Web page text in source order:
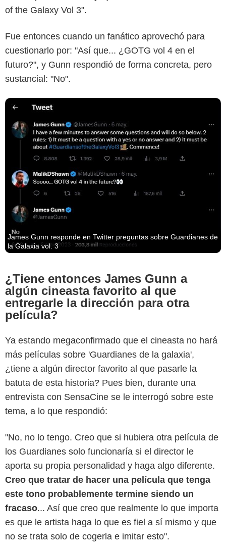
of the Galaxy Vol 3".
Fue entonces cuando un fanático aprovechó para
cuestionarlo por: "Así que... ¿GOTG vol 4 en el
futuro?", y Gunn respondió de forma concreta, pero
sustancial: "No".
James Gunn responde en Twitter preguntas sobre Guardianes de
la Galaxia vol. 3
¿Tiene entonces James Gunn a
algún cineasta favorito al que
entregarle la dirección para otra
película?
Ya estando megaconfirmado que el cineasta no hará
más películas sobre 'Guardianes de la galaxia',
¿tiene a algún director favorito al que pasarle la
batuta de esta historia? Pues bien, durante una
entrevista con SensaCine se le interrogó sobre este
tema, a lo que respondió:
"No, no lo tengo. Creo que si hubiera otra película de
los Guardianes solo funcionaría si el director le
aporta su propia personalidad y haga algo diferente.
Creo que tratar de hacer una película que tenga
este tono probablemente termine siendo un
fracaso... Así que creo que realmente lo que importa
es que le artista haga lo que es fiel a sí mismo y que
no se trata solo de cogerla e imitar esto".